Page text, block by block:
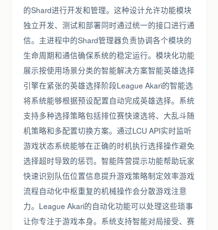
的Shard进行开发和管理。这种设计允许功能模块
独立开发、测试和部署同时通过统一的接口进行通
信。主进程中的Shard管理器负责协调各个模块的
生命周期和通信确保系统的稳定运行。模块化功能
展示按使用场景分类的智能解决方案智能英雄选择
引擎在紧张的英雄选择阶段League Akari的智能选
将系统能够根据预设配置自动完成英雄选择。系统
支持多种选择策略包括排位赛快速选将、大乱斗随
机策略和多配置切换方案。通过LCU API实时监听
游戏状态系统能够在正确的时机执行选择操作避免
选择超时导致的惩罚。智能阵营提示功能帮助玩家
快速识别队伍位置信息提升游戏策略制定效率游戏
流程自动化中枢重复的机械操作会分散游戏注意
力。League Akari的自动化功能可以处理这些琐事
让你专注于游戏本身。系统支持智能对局接受、赛